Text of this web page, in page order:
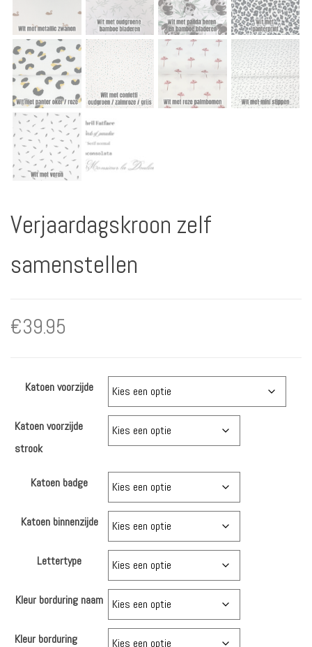
Verjaardagskroon zelf
samenstellen
€39.95
Katoen voorzijde
Katoen voorzijde
strook
Katoen badge
Katoen binnenzijde
Lettertype
Kleur borduring naam
Kleur borduring